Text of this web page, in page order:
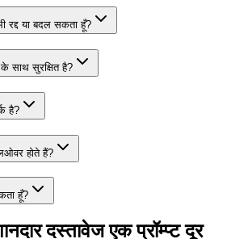
रद्द या बदल सकता हूँ?
साथ सुरक्षित है?
है?
होते हैं?
हूँ?
दस्तावेज एक प्रॉम्प्ट दूर